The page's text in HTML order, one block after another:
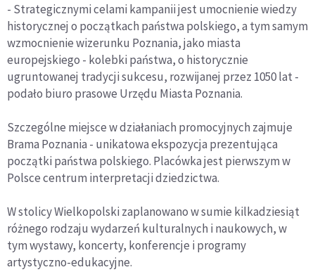
- Strategicznymi celami kampanii jest umocnienie wiedzy
historycznej o początkach państwa polskiego, a tym samym
wzmocnienie wizerunku Poznania, jako miasta
europejskiego - kolebki państwa, o historycznie
ugruntowanej tradycji sukcesu, rozwijanej przez 1050 lat -
podało biuro prasowe Urzędu Miasta Poznania.
Szczególne miejsce w działaniach promocyjnych zajmuje
Brama Poznania - unikatowa ekspozycja prezentująca
początki państwa polskiego. Placówka jest pierwszym w
Polsce centrum interpretacji dziedzictwa.
W stolicy Wielkopolski zaplanowano w sumie kilkadziesiąt
różnego rodzaju wydarzeń kulturalnych i naukowych, w
tym wystawy, koncerty, konferencje i programy
artystyczno-edukacyjne.